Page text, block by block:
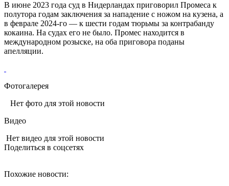
В июне 2023 года суд в Нидерландах приговорил Промеса к
полутора годам заключения за нападение с ножом на кузена, а
в феврале 2024-го — к шести годам тюрьмы за контрабанду
кокаина. На судах его не было. Промес находится в
международном розыске, на оба приговора поданы
апелляции.
Фотогалерея
Нет фото для этой новости
Видео
Нет видео для этой новости
Поделиться в соцсетях
Похожие новости: